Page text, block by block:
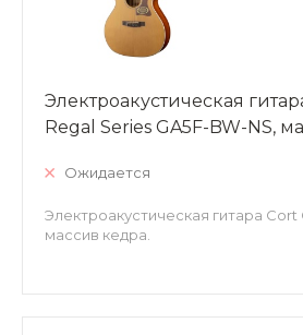
Электроакустическая
Regal Series GA5F-BW-NS,
Ожидается
Электроакустическая гитара Cort
массив кедра.